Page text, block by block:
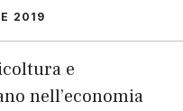
2019
e
nell’economia